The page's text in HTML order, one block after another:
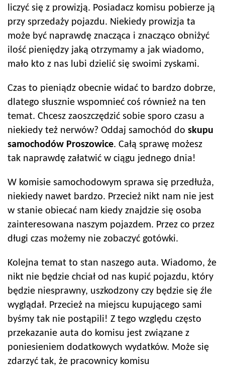
liczyć się z prowizją. Posiadacz komisu pobierze ją
przy sprzedaży pojazdu. Niekiedy prowizja ta
może być naprawdę znacząca i znacząco obniżyć
ilość pieniędzy jaką otrzymamy a jak wiadomo,
mało kto z nas lubi dzielić się swoimi zyskami.
Czas to pieniądz obecnie widać to bardzo dobrze,
dlatego słusznie wspomnieć coś również na ten
temat. Chcesz zaoszczędzić sobie sporo czasu a
niekiedy też nerwów? Oddaj samochód do skupu
samochodów Proszowice. Całą sprawę możesz
tak naprawdę załatwić w ciągu jednego dnia!
W komisie samochodowym sprawa się przedłuża,
niekiedy nawet bardzo. Przecież nikt nam nie jest
w stanie obiecać nam kiedy znajdzie się osoba
zainteresowana naszym pojazdem. Przez co przez
długi czas możemy nie zobaczyć gotówki.
Kolejna temat to stan naszego auta. Wiadomo, że
nikt nie będzie chciał od nas kupić pojazdu, który
będzie niesprawny, uszkodzony czy będzie się źle
wyglądał. Przecież na miejscu kupującego sami
byśmy tak nie postąpili! Z tego względu często
przekazanie auta do komisu jest związane z
poniesieniem dodatkowych wydatków. Może się
zdarzyć tak, że pracownicy komisu